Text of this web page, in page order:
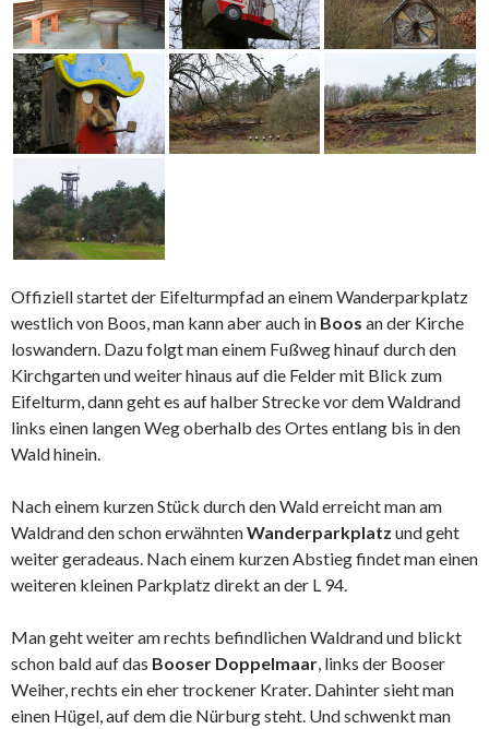
Offiziell startet der Eifelturmpfad an einem Wanderparkplatz
westlich von Boos, man kann aber auch in Boos an der Kirche
loswandern. Dazu folgt man einem Fußweg hinauf durch den
Kirchgarten und weiter hinaus auf die Felder mit Blick zum
Eifelturm, dann geht es auf halber Strecke vor dem Waldrand
links einen langen Weg oberhalb des Ortes entlang bis in den
Wald hinein.
Nach einem kurzen Stück durch den Wald erreicht man am
Waldrand den schon erwähntenWanderparkplatz und geht
weiter geradeaus. Nach einem kurzen Abstieg findet man einen
weiteren kleinen Parkplatz direkt an der L 94.
Man geht weiter am rechts befindlichen Waldrand und blickt
schon bald auf das Booser Doppelmaar , links der Booser
Weiher, rechts ein eher trockener Krater. Dahinter sieht man
einen Hügel, auf dem die Nürburg steht. Und schwenkt man